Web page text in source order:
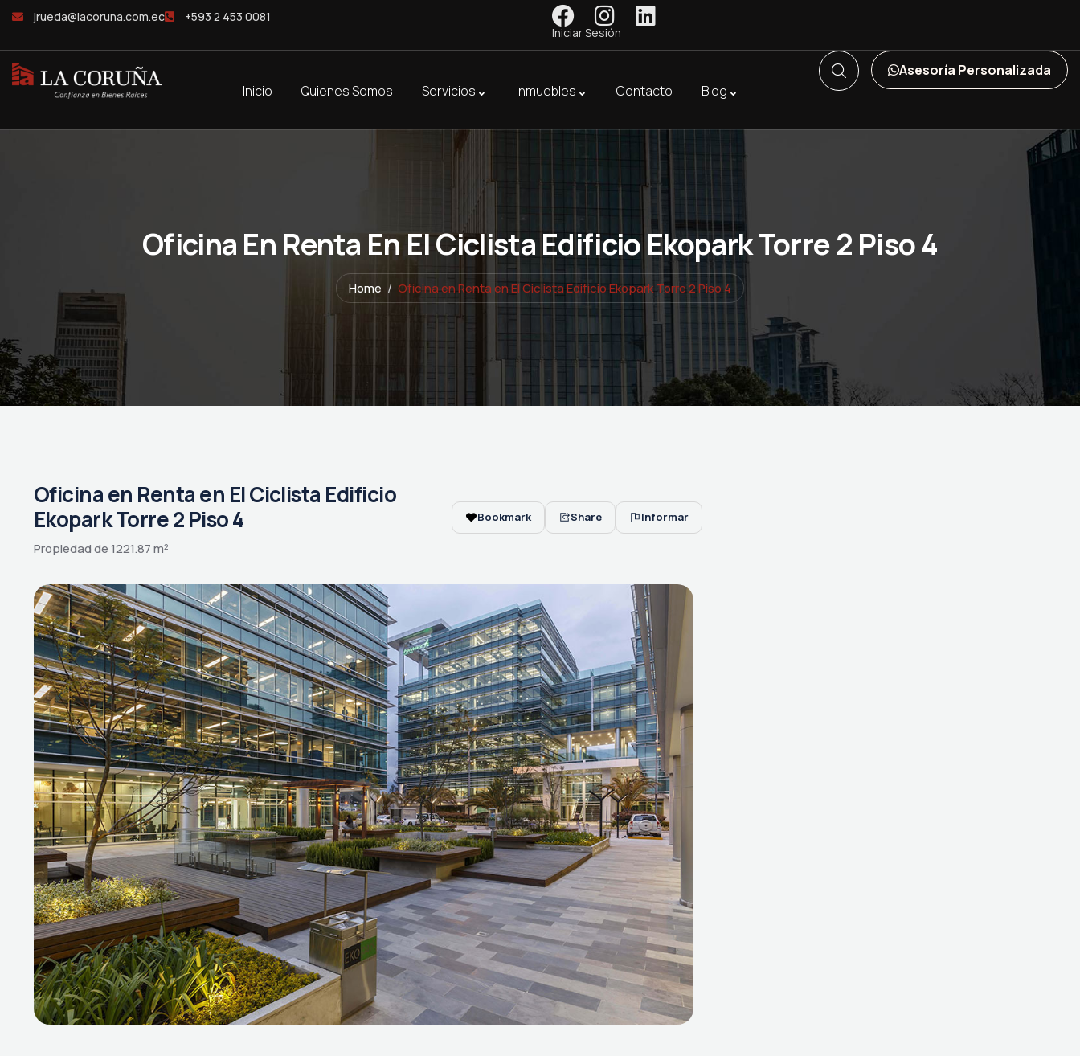
jrueda@lacoruna.com.ec
+593 2 453 0081
Iniciar Sesión
Inicio Quienes Somos Servicios Inmuebles Contacto Blog
Asesoría Personalizada
Oficina En Renta En El Ciclista Edificio Ekopark Torre 2 Piso 4
Home Oficina en Renta en El Ciclista Edificio Ekopark Torre 2 Piso 4
Oficina en Renta en El Ciclista Edificio
Ekopark Torre 2 Piso 4
Propiedad de 1221.87 m²
Bookmark Share Informar